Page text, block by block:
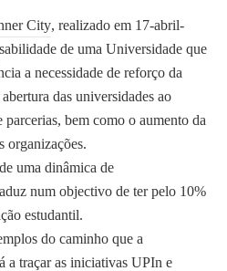
City, realizado em 17-abril-
de uma Universidade que
a necessidade de reforço da
das universidades ao
bem como o aumento da
organizações.
uma dinâmica de
num objectivo de ter pelo 10%
estudantil.
do caminho que a
a traçar as iniciativas UPIn e